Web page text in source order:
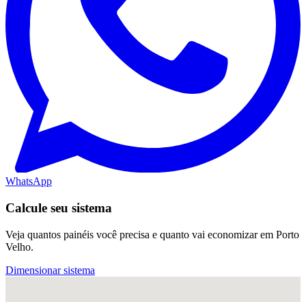
WhatsApp
Calcule seu sistema
Veja quantos painéis você precisa e quanto vai economizar em Porto
Velho.
Dimensionar sistema